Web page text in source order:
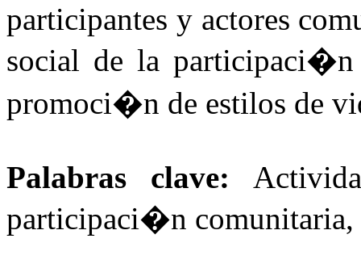
participantes y actores
social de la participaci�n
promoci�n de estilos de
Palabras clave:
participaci�n comunitaria,